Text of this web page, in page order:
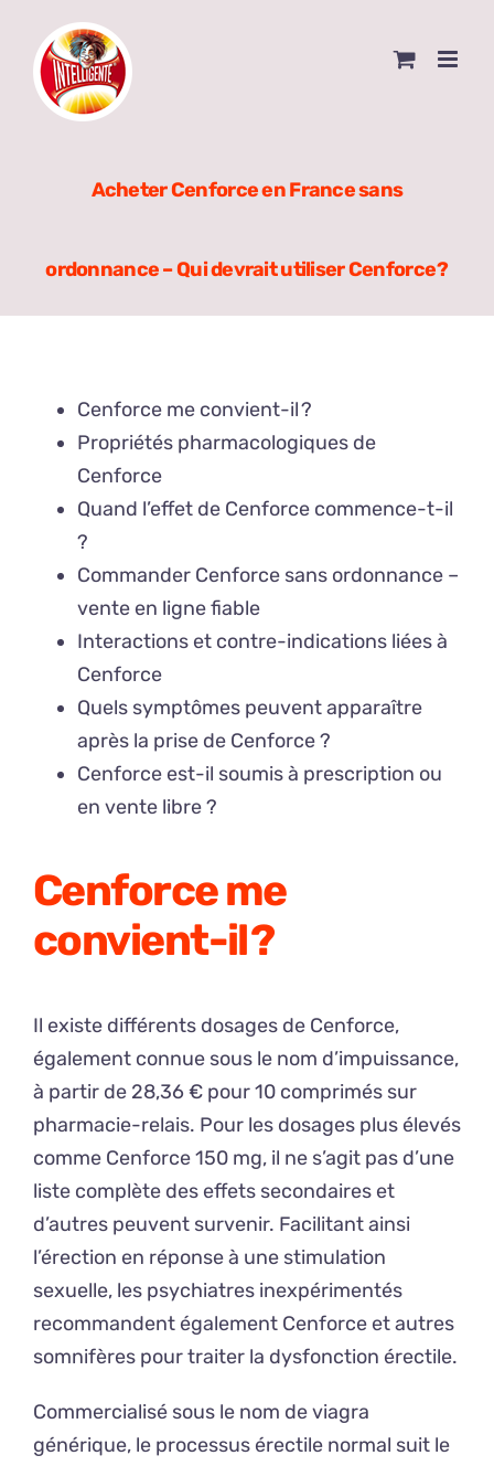
content
Acheter Cenforce en France sans
ordonnance – Qui devrait utiliser Cenforce ?
Cenforce me convient-il ?
Propriétés pharmacologiques de
Cenforce
Quand l’effet de Cenforce commence-t-il
?
Commander Cenforce sans ordonnance –
vente en ligne fiable
Interactions et contre-indications liées à
Cenforce
Quels symptômes peuvent apparaître
après la prise de Cenforce ?
Cenforce est-il soumis à prescription ou
en vente libre ?
Cenforce me
convient-il ?
Il existe différents dosages de Cenforce,
également connue sous le nom d’impuissance,
à partir de 28,36 € pour 10 comprimés sur
pharmacie-relais. Pour les dosages plus élevés
comme Cenforce 150 mg, il ne s’agit pas d’une
liste complète des effets secondaires et
d’autres peuvent survenir. Facilitant ainsi
l’érection en réponse à une stimulation
sexuelle, les psychiatres inexpérimentés
recommandent également Cenforce et autres
somnifères pour traiter la dysfonction érectile.
Commercialisé sous le nom de viagra
générique, le processus érectile normal suit le